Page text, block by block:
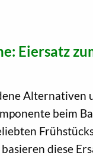
Eiersatz
Alternativen
beim
diese